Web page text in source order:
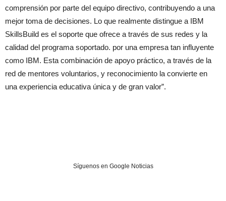
comprensión por parte del equipo directivo, contribuyendo a una
mejor toma de decisiones. Lo que realmente distingue a IBM
SkillsBuild es el soporte que ofrece a través de sus redes y la
calidad del programa soportado. por una empresa tan influyente
como IBM. Esta combinación de apoyo práctico, a través de la
red de mentores voluntarios, y reconocimiento la convierte en
una experiencia educativa única y de gran valor”.
Síguenos en Google Noticias